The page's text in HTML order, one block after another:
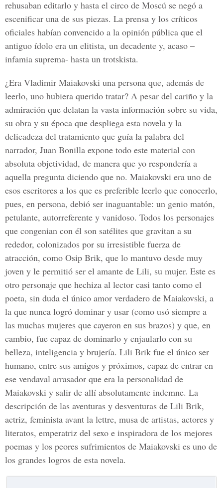
rehusaban editarlo y hasta el circo de Moscú se negó a
escenificar una de sus piezas. La prensa y los críticos
oficiales habían convencido a la opinión pública que el
antiguo ídolo era un elitista, un decadente y, acaso –
infamia suprema- hasta un trotskista.
¿Era Vladimir Maiakovski una persona que, además de
leerlo, uno hubiera querido tratar? A pesar del cariño y la
admiración que delatan la vasta información sobre su vida,
su obra y su época que despliega esta novela y la
delicadeza del tratamiento que guía la palabra del
narrador, Juan Bonilla expone todo este material con
absoluta objetividad, de manera que yo respondería a
aquella pregunta diciendo que no. Maiakovski era uno de
esos escritores a los que es preferible leerlo que conocerlo,
pues, en persona, debió ser inaguantable: un genio matón,
petulante, autorreferente y vanidoso. Todos los personajes
que congenian con él son satélites que gravitan a su
rededor, colonizados por su irresistible fuerza de
atracción, como Osip Brik, que lo mantuvo desde muy
joven y le permitió ser el amante de Lili, su mujer. Este es
otro personaje que hechiza al lector casi tanto como el
poeta, sin duda el único amor verdadero de Maiakovski, a
la que nunca logró dominar y usar (como usó siempre a
las muchas mujeres que cayeron en sus brazos) y que, en
cambio, fue capaz de dominarlo y enjaularlo con su
belleza, inteligencia y brujería. Lili Brik fue el único ser
humano, entre sus amigos y próximos, capaz de entrar en
ese vendaval arrasador que era la personalidad de
Maiakovski y salir de allí absolutamente indemne. La
descripción de las aventuras y desventuras de Lili Brik,
actriz, feminista avant la lettre, musa de artistas, actores y
literatos, emperatriz del sexo e inspiradora de los mejores
poemas y los peores sufrimientos de Maiakovski es uno de
los grandes logros de esta novela.